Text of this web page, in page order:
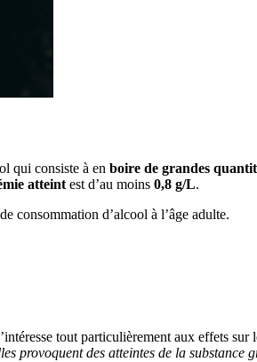
qui consiste à en boire de grandes
atteint est d’au moins0,8 g/L.
consommation d’alcool à l’âge adulte.
tout particulièrement aux effets
provoquent des atteintes de la substance